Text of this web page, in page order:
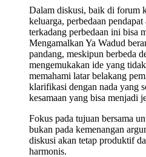
Dalam diskusi, baik di forum
keluarga, perbedaan
terkadang perbedaan ini bisa
Mengamalkan Ya Wadud
pandang, meskipun berbeda
mengemukakan ide yang
memahami latar belakang
klarifikasi dengan nada yang
kesamaan yang bisa menjadi
Fokus pada tujuan bersama
bukan pada kemenangan
diskusi akan tetap produktif
harmonis.